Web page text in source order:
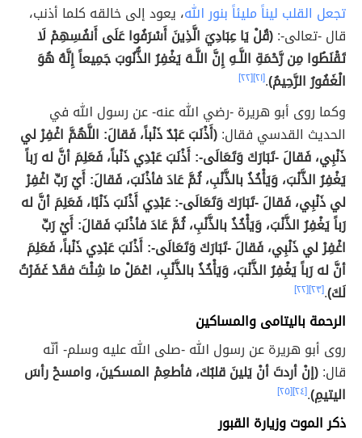
تجعل القلب ليناً مليئاً بنور الله، يعود إلى خالقه كلما أذنب،
قال -تعالى-:(قُلْ يَا عِبَادِيَ الَّذِينَ أَسْرَفُوا عَلَى أَنفُسِهِمْ لَا
تَقْنَطُوا مِن رَّحْمَةِ اللَّـهِ إِنَّ اللَّـهَ يَغْفِرُ الذُّنُوبَ جَمِيعاً إِنَّهُ هُوَ
الْغَفُورُ الرَّحِيمُ).[٢١] [٢٢]
وكما روى أبو هريرة -رضي الله عنه- عن رسول الله في
الحديث القدسي فقال:(أَذْنَبَ عَبْدٌ ذَنْباً، فَقالَ: اللَّهُمَّ اغْفِرْ لي
ذَنْبِي، فَقالَ -تَبَارَكَ وَتَعَالَى-: أَذْنَبَ عَبْدِي ذَنْباً، فَعَلِمَ أنَّ له رَباً
يَغْفِرُ الذَّنْبَ، وَيَأْخُذُ بالذَّنْبِ، ثُمَّ عَادَ فأذْنَبَ، فَقالَ: أَيْ رَبِّ اغْفِرْ
لي ذَنْبِي، فَقالَ -تَبَارَكَ وَتَعَالَى-: عَبْدِي أَذْنَبَ ذَنْبًا، فَعَلِمَ أنَّ له
رَباً يَغْفِرُ الذَّنْبَ، وَيَأْخُذُ بالذَّنْبِ، ثُمَّ عَادَ فأذْنَبَ فَقالَ: أَيْ رَبِّ
اغْفِرْ لي ذَنْبِي، فَقالَ -تَبَارَكَ وَتَعَالَى-: أَذْنَبَ عَبْدِي ذَنْباً، فَعَلِمَ
أنَّ له رَباً يَغْفِرُ الذَّنْبَ، وَيَأْخُذُ بالذَّنْبِ، اعْمَلْ ما شِئْتَ فقَدْ غَفَرْتُ
لَكَ).[٢٣] [٢٢]
الرحمة باليتامى والمساكين
روى أبو هريرة عن رسول الله -صلى الله عليه وسلم- أنّه
قال:(إنْ أردتَ أنْ يَلينَ قلبُكَ، فأطعِمْ المسكينَ، وامسحْ رأسَ
اليتيمِ).[٢٤] [٢٥]
ذكر الموت وزيارة القبور